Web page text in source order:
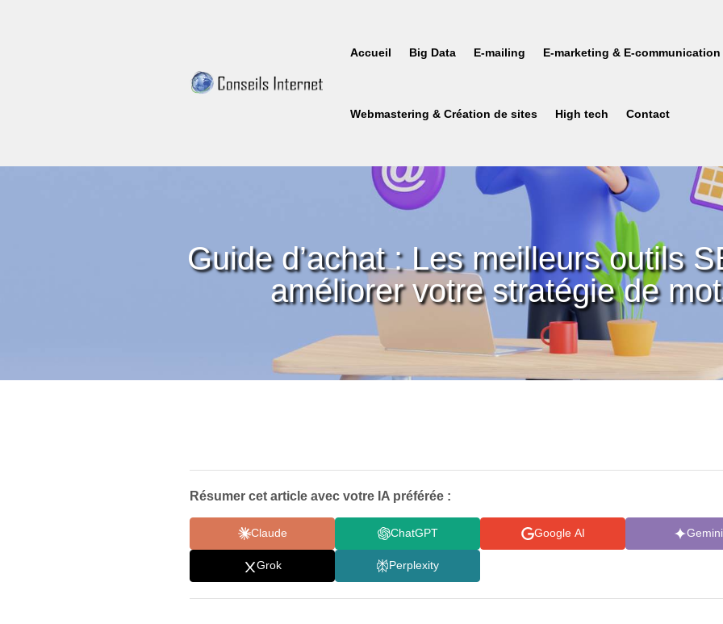
Accueil Big Data E-mailing E-marketing & E-communication
Webmastering & Création de sites High tech Contact
Guide d’achat : Les meilleurs outils
améliorer votre stratégie de
Résumer cet article avec votre IA préférée :
Claude ChatGPT Google AI Gemini
Grok Perplexity